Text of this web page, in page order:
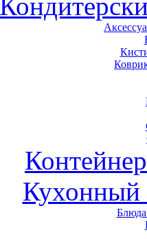
Кухонный